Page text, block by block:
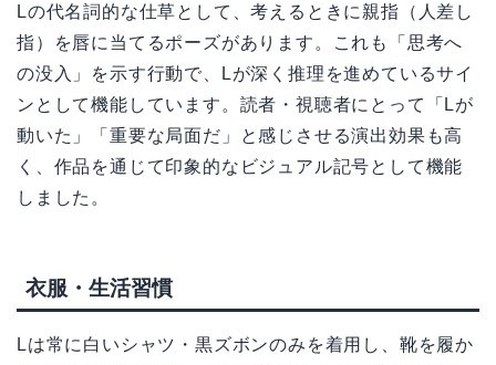
Lの代名詞的な仕草として、考えるときに親指（人差し
指）を唇に当てるポーズがあります。これも「思考へ
の没入」を示す行動で、Lが深く推理を進めているサイ
ンとして機能しています。読者・視聴者にとって「Lが
動いた」「重要な局面だ」と感じさせる演出効果も高
く、作品を通じて印象的なビジュアル記号として機能
しました。
衣服・生活習慣
Lは常に白いシャツ・黒ズボンのみを着用し、靴を履か